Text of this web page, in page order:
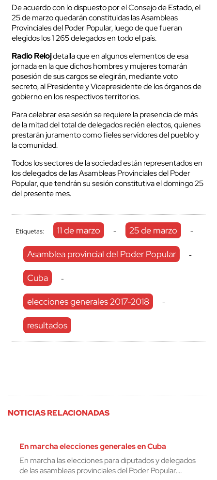
De acuerdo con lo dispuesto por el Consejo de Estado, el
25 de marzo quedarán constituidas las Asambleas
Provinciales del Poder Popular, luego de que fueran
elegidos los 1 265 delegados en todo el país.
Radio Relojdetalla que en algunos elementos de esa
jornada en la que dichos hombres y mujeres tomarán
posesión de sus cargos se elegirán, mediante voto
secreto, al Presidente y Vicepresidente de los órganos de
gobierno en los respectivos territorios.
Para celebrar esa sesión se requiere la presencia de más
de la mitad del total de delegados recién electos, quienes
prestarán juramento como fieles servidores del pueblo y
la comunidad.
Todos los sectores de la sociedad están representados en
los delegados de las Asambleas Provinciales del Poder
Popular, que tendrán su sesión constitutiva el domingo 25
del presente mes.
Etiquetas: 11 de marzo - 25 de marzo -
Asamblea provincial del Poder Popular -
Cuba -
elecciones generales 2017-2018 -
resultados
NOTICIAS RELACIONADAS
En marcha elecciones generales en Cuba
En marcha las elecciones para diputados y delegados
de las asambleas provinciales del Poder Popular.…